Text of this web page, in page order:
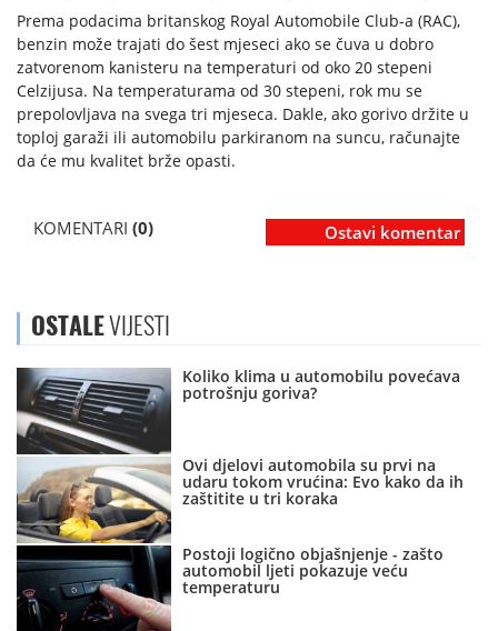
Prema podacima britanskog Royal Automobile Club-a (RAC),
benzin može trajati do šest mjeseci ako se čuva u dobro
zatvorenom kanisteru na temperaturi od oko 20 stepeni
Celzijusa. Na temperaturama od 30 stepeni, rok mu se
prepolovljava na svega tri mjeseca. Dakle, ako gorivo držite u
toploj garaži ili automobilu parkiranom na suncu, računajte
da će mu kvalitet brže opasti.
KOMENTARI (0) Ostavi komentar
OSTALEVIJESTI
Koliko klima u automobilu povećava
potrošnju goriva?
Ovi djelovi automobila su prvi na
udaru tokom vrućina: Evo kako da ih
zaštitite u tri koraka
Postoji logično objašnjenje - zašto
automobil ljeti pokazuje veću
temperaturu